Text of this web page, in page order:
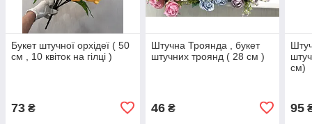
Букет штучної орхідеї ( 50
см , 10 квіток на гілці )
73 ₴
Штучна Троянда , букет
штучних троянд ( 28 см )
46₴
см)
95